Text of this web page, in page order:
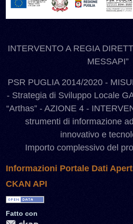
INTERVENTO A REGIA
MESSAPI”
PSR PUGLIA 2014/2020 -
- Strategia di Sviluppo Locale
“Arthas” - AZIONE 4 -
strumenti di informazione
innovativo e
Importo complessivo del
Informazioni Portale Dati
CKAN API
Fatto con